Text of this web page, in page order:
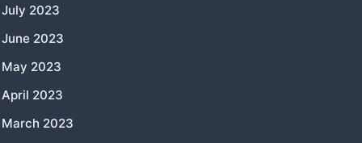
July 2023
June 2023
May 2023
April 2023
March 2023